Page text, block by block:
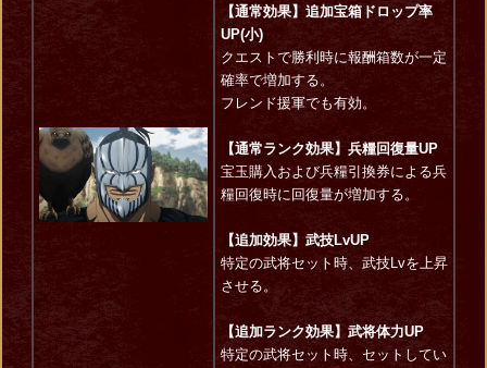
【通常効果】追加宝箱ドロップ率
UP(小)
クエストで勝利時に報酬箱数が一定
確率で増加する。
フレンド援軍でも有効。
【通常ランク効果】兵糧回復量UP
宝玉購入および兵糧引換券による兵
糧回復時に回復量が増加する。
【追加効果】武技LvUP
特定の武将セット時、武技Lvを上昇
させる。
【追加ランク効果】武将体力UP
特定の武将セット時、セットしてい